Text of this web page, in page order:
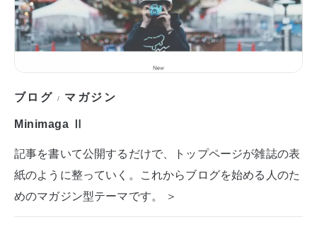
ブログ / マガジン
Minimaga Ⅱ
記事を書いて公開するだけで、トップページが雑誌の表
紙のように整っていく。これからブログを始める人のた
めのマガジン型テーマです。 ＞